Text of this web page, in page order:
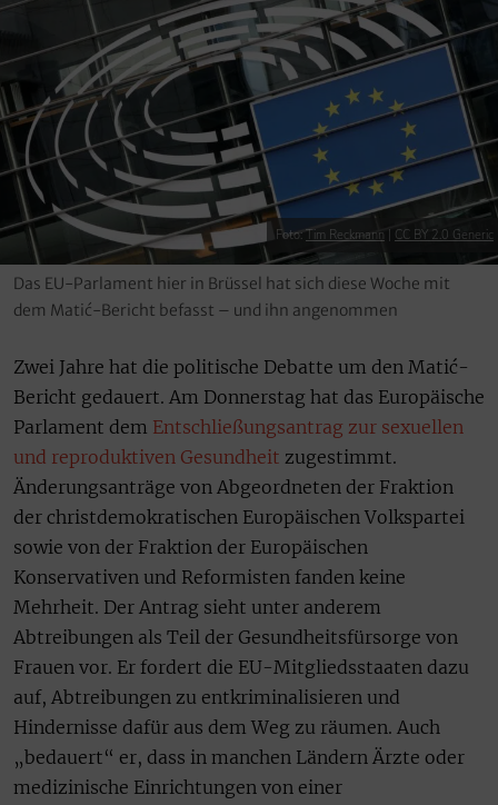
Foto: Tim Reckmann CC BY 2.0 Generic
Das EU-Parlament hier in Brüssel hat sich diese Woche mit
dem Matić-Bericht befasst – und ihn angenommen
Zwei Jahre hat die politische Debatte um den Matić-
Bericht gedauert. Am Donnerstag hat das Europäische
Parlament dem Entschließungsantrag zur sexuellen
und reproduktiven Gesundheit zugestimmt.
Änderungsanträge von Abgeordneten der Fraktion
der christdemokratischen Europäischen Volkspartei
sowie von der Fraktion der Europäischen
Konservativen und Reformisten fanden keine
Mehrheit. Der Antrag sieht unter anderem
Abtreibungen als Teil der Gesundheitsfürsorge von
Frauen vor. Er fordert die EU-Mitgliedsstaaten dazu
auf, Abtreibungen zu entkriminalisieren und
Hindernisse dafür aus dem Weg zu räumen. Auch
„bedauert“ er, dass in manchen Ländern Ärzte oder
medizinische Einrichtungen von einer